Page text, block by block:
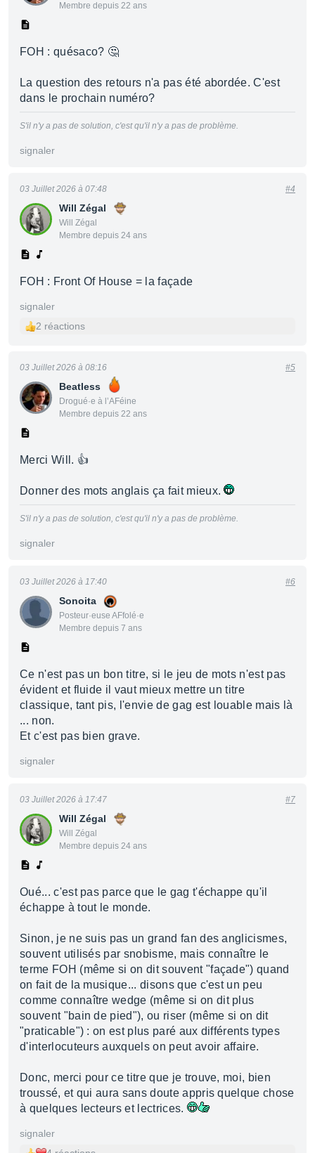
Membre depuis 22 ans
FOH : quésaco? 🤔
La question des retours n'a pas été abordée. C'est
dans le prochain numéro?
S'il n'y a pas de solution, c'est qu'il n'y a pas de problème.
signaler
Will Zégal
Will Zégal
Membre depuis 24 ans
03 Juillet 2026 à 07:48 #4
FOH : Front Of House = la façade
signaler
2 réactions
Beatless
Drogué·e à l’AFéine
Membre depuis 22 ans
03 Juillet 2026 à 08:16 #5
Merci Will. 👍
Donner des mots anglais ça fait mieux.
S'il n'y a pas de solution, c'est qu'il n'y a pas de problème.
signaler
Sonoita
Posteur·euse AFfolé·e
Membre depuis 7 ans
03 Juillet 2026 à 17:40 #6
Ce n'est pas un bon titre, si le jeu de mots n'est pas
évident et fluide il vaut mieux mettre un titre
classique, tant pis, l'envie de gag est louable mais là
... non.
Et c'est pas bien grave.
signaler
Will Zégal
Will Zégal
Membre depuis 24 ans
03 Juillet 2026 à 17:47 #7
Oué... c'est pas parce que le gag t'échappe qu'il
échappe à tout le monde.
Sinon, je ne suis pas un grand fan des anglicismes,
souvent utilisés par snobisme, mais connaître le
terme FOH (même si on dit souvent "façade") quand
on fait de la musique... disons que c'est un peu
comme connaître wedge (même si on dit plus
souvent "bain de pied"), ou riser (même si on dit
"praticable") : on est plus paré aux différents types
d'interlocuteurs auxquels on peut avoir affaire.
Donc, merci pour ce titre que je trouve, moi, bien
troussé, et qui aura sans doute appris quelque chose
à quelques lecteurs et lectrices.
signaler